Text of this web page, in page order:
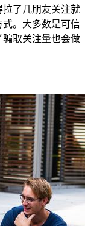
了几朋友关注就
。大多数是可信
取关注量也会做